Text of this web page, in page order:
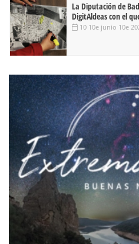
Sostenibilidad y Cambio Climático
Actualidad
La Diputación de
DigitAldeas con el
10 10e junio 10e